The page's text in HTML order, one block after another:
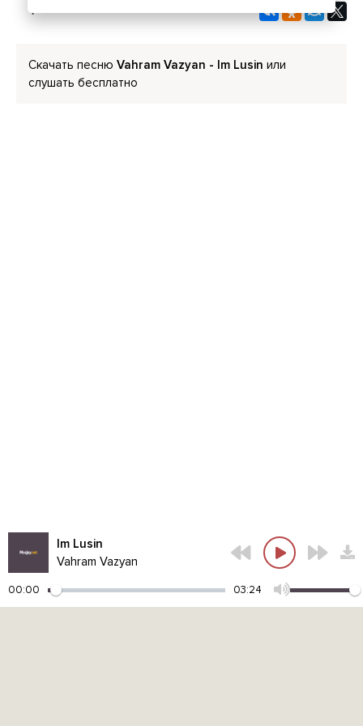
Скачать песню Vahram Vazyan - Im Lusin или
слушать бесплатно
Im Lusin
Vahram Vazyan
00:00 03:24